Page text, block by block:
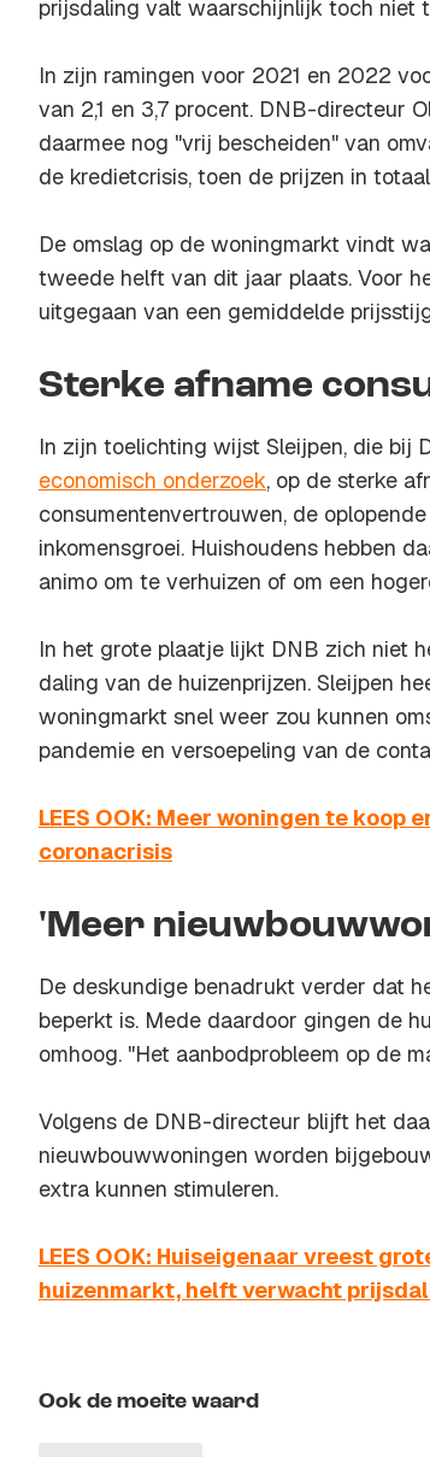
prijsdaling valt waarschijnlijk toch niet
In zijn ramingen voor 2021 en 2022
van 2,1 en 3,7 procent. DNB-directeur
daarmee nog "vrij bescheiden" van
de kredietcrisis, toen de prijzen in
De omslag op de woningmarkt vindt
tweede helft van dit jaar plaats. Voor
uitgegaan van een gemiddelde
Sterke afname
In zijn toelichting wijst Sleijpen, die bij
economisch onderzoek, op de sterke
consumentenvertrouwen, de
inkomensgroei. Huishoudens hebben
animo om te verhuizen of om een
In het grote plaatje lijkt DNB zich niet
daling van de huizenprijzen. Sleijpen
woningmarkt snel weer zou kunnen
pandemie en versoepeling van de
LEES OOK: Meer woningen te koop
coronacrisis
'Meer
De deskundige benadrukt verder dat
beperkt is. Mede daardoor gingen de
omhoog. "Het aanbodprobleem op de
Volgens de DNB-directeur blijft het
nieuwbouwwoningen worden
extra kunnen stimuleren.
LEES OOK: Huiseigenaar vreest
huizenmarkt, helft verwacht
Ook de moeite waard